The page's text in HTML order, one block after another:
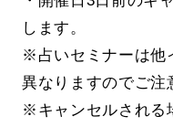
します。
※占いセミナーは他
異なりますのでご注
※キャンセルされる